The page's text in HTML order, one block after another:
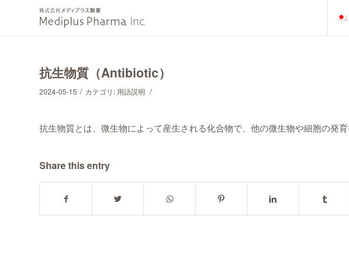
抗生物質（Antibiotic）
2024-05-15 / カテゴリ: 用語説明 /
抗生物質とは、微生物によって産生される化合物で、他の微生物や細胞の発
Share this entry